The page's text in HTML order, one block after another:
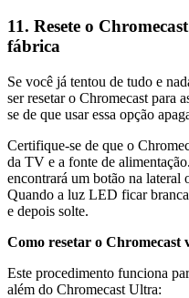
11. Resete o
fábrica
Se você já tentou de tudo e
ser resetar o Chromecast para
se de que usar essa opção
Certifique-se de que o
da TV e a fonte de
encontrará um botão na lateral
Quando a luz LED ficar
e depois solte.
Como resetar o Chromecast
Este procedimento funciona
além do Chromecast Ultra: